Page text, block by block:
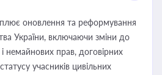
оновлення та реформування
України, включаючи зміни до
немайнових прав, договірних
учасників цивільних